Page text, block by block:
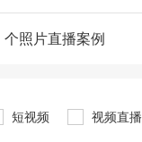
个照片直播案例
短视频 视频直播